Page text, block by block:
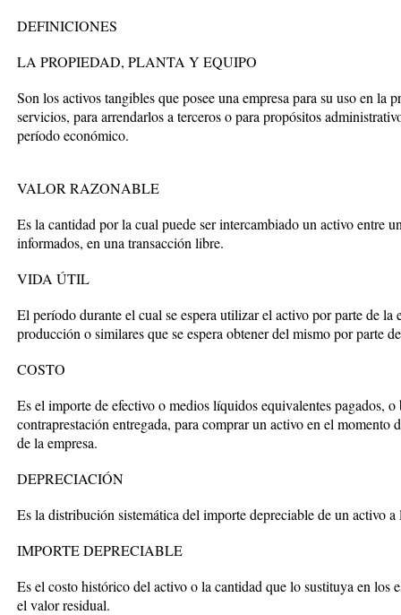
DEFINICIONES
LA PROPIEDAD, PLANTA Y EQUIPO
Son los activos tangibles que posee una empresa para su uso en la
servicios, para arrendarlos a terceros o para propósitos
período económico.
VALOR RAZONABLE
Es la cantidad por la cual puede ser intercambiado un activo entre
informados, en una transacción libre.
VIDA ÚTIL
El período durante el cual se espera utilizar el activo por parte de la
producción o similares que se espera obtener del mismo por parte
COSTO
Es el importe de efectivo o medios líquidos equivalentes pagados,
contraprestación entregada, para comprar un activo en el momento
de la empresa.
DEPRECIACIÓN
Es la distribución sistemática del importe depreciable de un activo
IMPORTE DEPRECIABLE
Es el costo histórico del activo o la cantidad que lo sustituya en los
el valor residual.